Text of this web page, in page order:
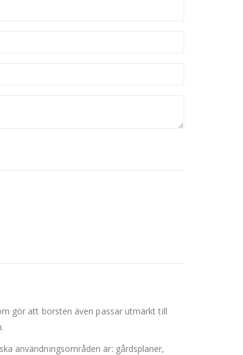
gör att borsten även passar utmärkt till
användningsområden är: gårdsplaner,